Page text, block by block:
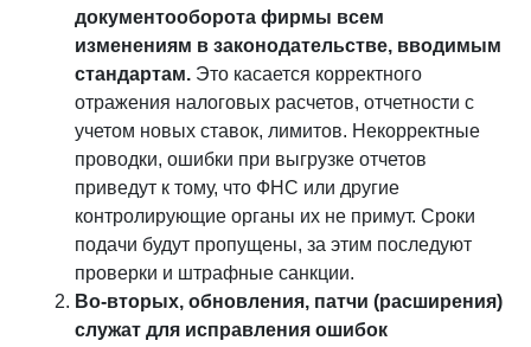
документооборота фирмы всем
изменениям в законодательстве, вводимым
стандартам. Это касается корректного
отражения налоговых расчетов, отчетности с
учетом новых ставок, лимитов. Некорректные
проводки, ошибки при выгрузке отчетов
приведут к тому, что ФНС или другие
контролирующие органы их не примут. Сроки
подачи будут пропущены, за этим последуют
проверки и штрафные санкции.
Во-вторых, обновления, патчи (расширения)
служат для исправления ошибок